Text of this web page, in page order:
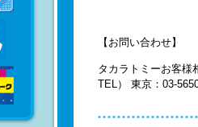
【お問い合わせ】
タカラトミーお客様
TEL） 東京：03-